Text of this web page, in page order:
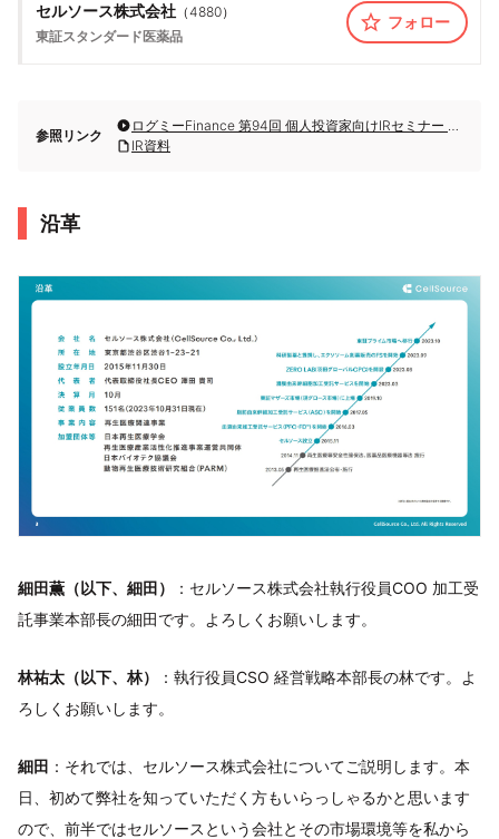
セルソース株式会社 （4880）
東証スタンダード 医薬品
フォロー
参照リンク
ログミーFinance 第94回 個人投資家向けIRセミナー 第1部・セルソース株式会社
IR資料
沿革
細田薫（以下、細田）
：セルソース株式会社執行役員COO 加工受
託事業本部長の細田です。よろしくお願いします。
林祐太（以下、林）
：執行役員CSO 経営戦略本部長の林です。よ
ろしくお願いします。
細田 ：それでは、セルソース株式会社についてご説明します。本
日、初めて弊社を知っていただく方もいらっしゃるかと思います
ので、前半ではセルソースという会社とその市場環境等を私から